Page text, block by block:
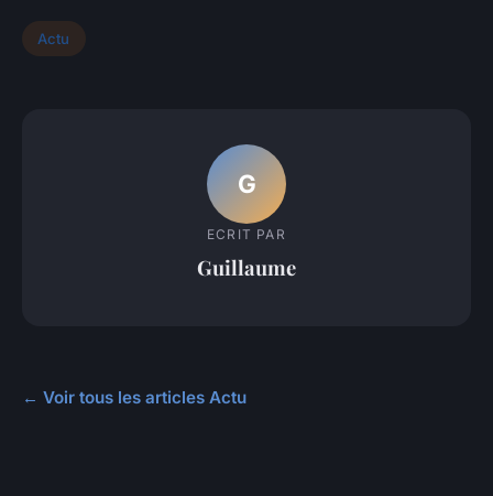
Actu
G
ECRIT PAR
Guillaume
← Voir tous les articles Actu